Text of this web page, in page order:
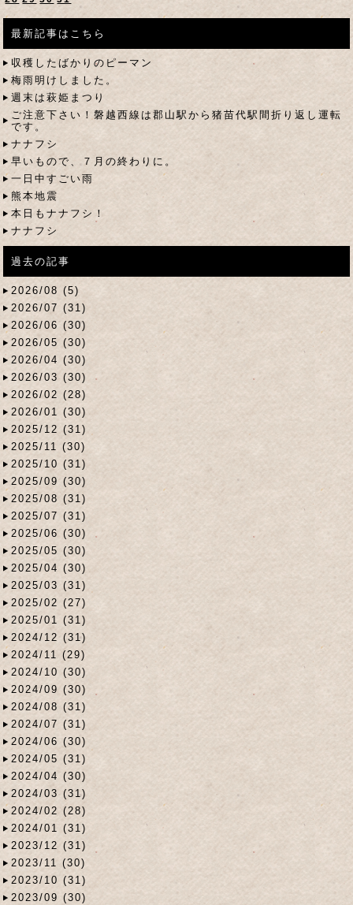
最新記事はこちら
収穫したばかりのピーマン
梅雨明けしました。
週末は萩姫まつり
ご注意下さい！磐越西線は郡山駅から猪苗代駅間折り返し運転
です。
ナナフシ
早いもので、７月の終わりに。
一日中すごい雨
熊本地震
本日もナナフシ！
ナナフシ
過去の記事
2026/08 (5)
2026/07 (31)
2026/06 (30)
2026/05 (30)
2026/04 (30)
2026/03 (30)
2026/02 (28)
2026/01 (30)
2025/12 (31)
2025/11 (30)
2025/10 (31)
2025/09 (30)
2025/08 (31)
2025/07 (31)
2025/06 (30)
2025/05 (30)
2025/04 (30)
2025/03 (31)
2025/02 (27)
2025/01 (31)
2024/12 (31)
2024/11 (29)
2024/10 (30)
2024/09 (30)
2024/08 (31)
2024/07 (31)
2024/06 (30)
2024/05 (31)
2024/04 (30)
2024/03 (31)
2024/02 (28)
2024/01 (31)
2023/12 (31)
2023/11 (30)
2023/10 (31)
2023/09 (30)